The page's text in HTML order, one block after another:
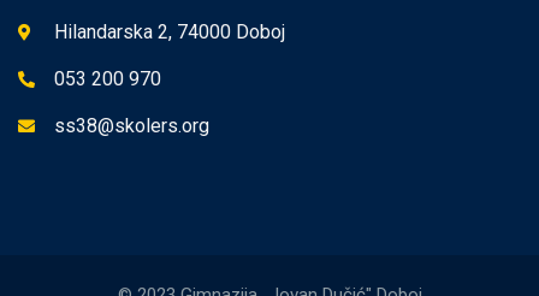
Hilandarska 2, 74000 Doboj
053 200 970
ss38@skolers.org